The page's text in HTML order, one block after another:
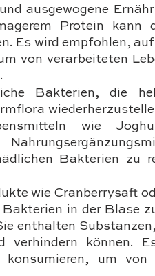
ausgewogene
Protein kann
Es wird empfohlen,
von verarbeiteten
Bakterien, die
wie
Bakterien zu
wie Cranberrysaft
in der Blase
enthalten
verhindern können.
konsumieren, um von